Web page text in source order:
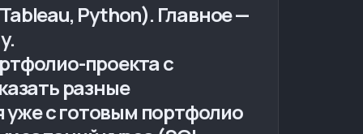
Python). Главное —
проекта с
разные
уже с готовым портфолио